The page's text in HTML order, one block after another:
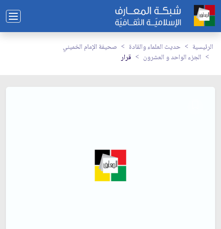
الرئيسية حديث العلماء والقادة
صحيفة الإمام الخميني
الجزء الواحد و العشرون
قرار